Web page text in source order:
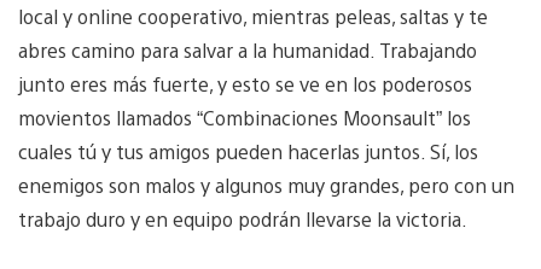
local y online cooperativo, mientras peleas, saltas y te
abres camino para salvar a la humanidad. Trabajando
junto eres más fuerte, y esto se ve en los poderosos
movientos llamados “Combinaciones Moonsault” los
cuales tú y tus amigos pueden hacerlas juntos. Sí, los
enemigos son malos y algunos muy grandes, pero con un
trabajo duro y en equipo podrán llevarse la victoria.